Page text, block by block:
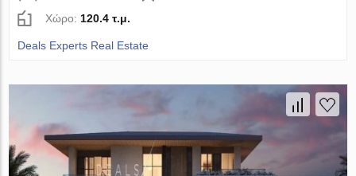
Χώρο: 120.4 τ.μ.
Deals Experts Real Estate